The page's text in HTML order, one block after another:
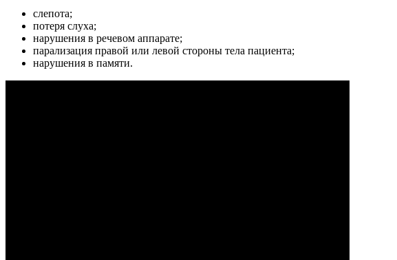
слепота;
потеря слуха;
нарушения в речевом аппарате;
парализация правой или левой стороны тела пациента;
нарушения в памяти.